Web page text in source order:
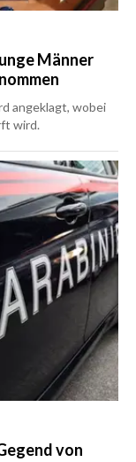
Männer
angeklagt, wobei
wird.
von